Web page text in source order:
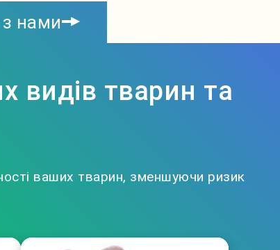
нами
видів тварин та
ваших тварин, зменшуючи ризик